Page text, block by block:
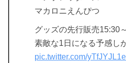
マカロニえんぴつ
グッズの先行販売15:30
素敵な1日になる予感し
pic.twitter.com/